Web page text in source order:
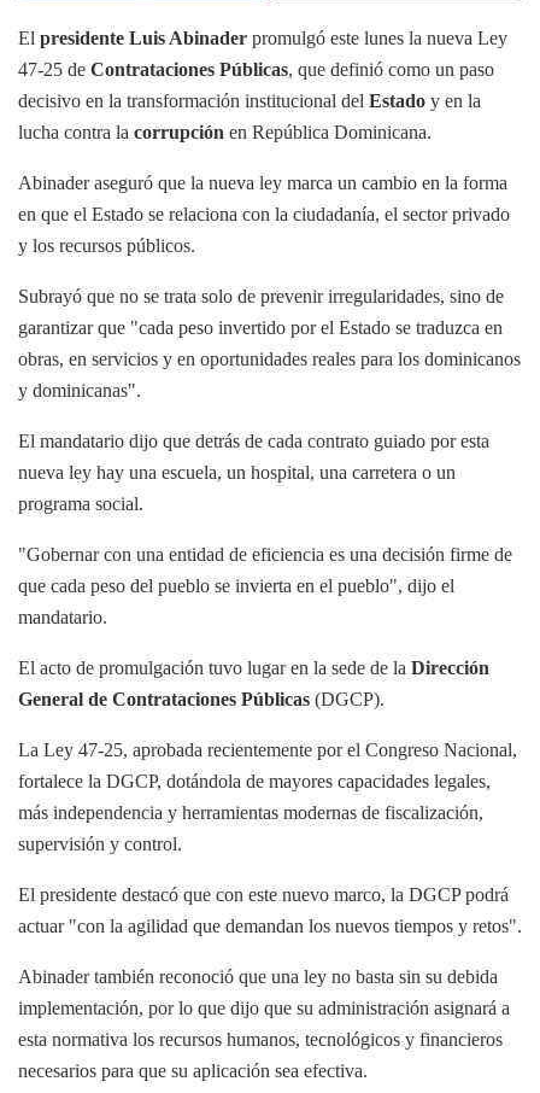
El presidente Luis Abinader promulgó este lunes la nueva Ley
47-25 de Contrataciones Públicas, que definió como un paso
decisivo en la transformación institucional del Estado y en la
lucha contra la corrupción en República Dominicana.
Abinader aseguró que la nueva ley marca un cambio en la forma
en que el Estado se relaciona con la ciudadanía, el sector privado
y los recursos públicos.
Subrayó que no se trata solo de prevenir irregularidades, sino de
garantizar que "cada peso invertido por el Estado se traduzca en
obras, en servicios y en oportunidades reales para los dominicanos
y dominicanas".
El mandatario dijo que detrás de cada contrato guiado por esta
nueva ley hay una escuela, un hospital, una carretera o un
programa social.
"Gobernar con una entidad de eficiencia es una decisión firme de
que cada peso del pueblo se invierta en el pueblo", dijo el
mandatario.
El acto de promulgación tuvo lugar en la sede de la Dirección
General de Contrataciones Públicas (DGCP).
La Ley 47-25, aprobada recientemente por el Congreso Nacional,
fortalece la DGCP, dotándola de mayores capacidades legales,
más independencia y herramientas modernas de fiscalización,
supervisión y control.
El presidente destacó que con este nuevo marco, la DGCP podrá
actuar "con la agilidad que demandan los nuevos tiempos y retos".
Abinader también reconoció que una ley no basta sin su debida
implementación, por lo que dijo que su administración asignará a
esta normativa los recursos humanos, tecnológicos y financieros
necesarios para que su aplicación sea efectiva.